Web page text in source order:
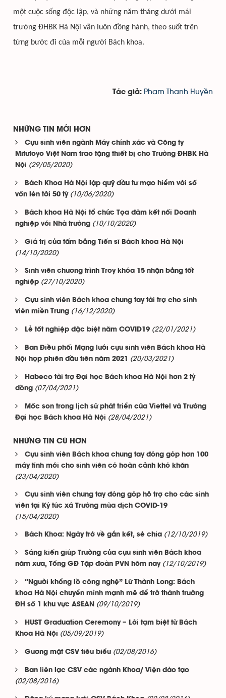
một cuộc sống độc lập, và những năm tháng dưới mái
trường ĐHBK Hà Nội vẫn luôn đồng hành, theo suốt trên
từng bước đi của mỗi người Bách khoa.
Tác giả: Phạm Thanh Huyền
NHỮNG TIN MỚI HƠN
Cựu sinh viên ngành Máy chính xác và Công ty
Mitutoyo Việt Nam trao tặng thiết bị cho Trường ĐHBK Hà
Nội (29/05/2020)
Bách Khoa Hà Nội lập quỹ đầu tư mạo hiểm với số
vốn lên tới 50 tỷ (10/06/2020)
Bách khoa Hà Nội tổ chức Tọa đàm kết nối Doanh
nghiệp với Nhà trường (10/10/2020)
Giá trị của tấm bằng Tiến sĩ Bách khoa Hà Nội
(14/10/2020)
Sinh viên chương trình Troy khóa 15 nhận bằng tốt
nghiệp (27/10/2020)
Cựu sinh viên Bách khoa chung tay tài trợ cho sinh
viên miền Trung (16/12/2020)
Lễ tốt nghiệp đặc biệt năm COVID19 (22/01/2021)
Ban Điều phối Mạng lưới cựu sinh viên Bách khoa Hà
Nội họp phiên đầu tiên năm 2021
(20/03/2021)
Habeco tài trợ Đại học Bách khoa Hà Nội hơn 2 tỷ
đồng (07/04/2021)
Mốc son trong lịch sử phát triển của Viettel và Trường
Đại học Bách khoa Hà Nội (28/04/2021)
NHỮNG TIN CŨ HƠN
Cựu sinh viên Bách khoa chung tay đóng góp hơn 100
máy tính mới cho sinh viên có hoàn cảnh khó khăn
(23/04/2020)
Cựu sinh viên chung tay đóng góp hỗ trợ cho các sinh
viên tại Ký túc xá Trường mùa dịch COVID-19
(15/04/2020)
Bách Khoa: Ngày trở về gắn kết, sẻ chia (12/10/2019)
Sáng kiến giúp Trường của cựu sinh viên Bách khoa
năm xưa, Tổng GĐ Tập đoàn PVN hôm nay (12/10/2019)
“Người khổng lồ công nghệ” Lữ Thành Long: Bách
khoa Hà Nội chuyển mình mạnh mẽ để trở thành trường
ĐH số 1 khu vực ASEAN
(09/10/2019)
HUST Graduation Ceremony – Lời tạm biệt từ Bách
Khoa Hà Nội (05/09/2019)
Gương mặt CSV tiêu biểu (02/08/2016)
Ban liên lạc CSV các ngành Khoa/ Viện đào tạo
(02/08/2016)